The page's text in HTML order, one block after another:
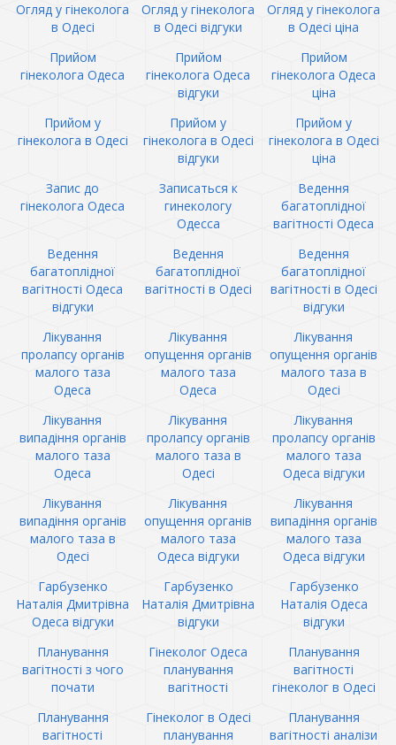
Огляд у гінеколога
в Одесі
Огляд у гінеколога
в Одесі відгуки
Огляд у гінеколога
в Одесі ціна
Прийом
гінеколога Одеса
Прийом
гінеколога Одеса
відгуки
Прийом
гінеколога Одеса
ціна
Прийом у
гінеколога в Одесі
Прийом у
гінеколога в Одесі
відгуки
Прийом у
гінеколога в Одесі
ціна
Запис до
гінеколога Одеса
Записаться к
гинекологу
Одесса
Ведення
багатоплідної
вагітності Одеса
Ведення
багатоплідної
вагітності Одеса
відгуки
Ведення
багатоплідної
вагітності в Одесі
Ведення
багатоплідної
вагітності в Одесі
відгуки
Лікування
пролапсу органів
малого таза
Одеса
Лікування
опущення органів
малого таза
Одеса
Лікування
опущення органів
малого таза в
Одесі
Лікування
випадіння органів
малого таза
Одеса
Лікування
пролапсу органів
малого таза в
Одесі
Лікування
пролапсу органів
малого таза
Одеса відгуки
Лікування
випадіння органів
малого таза в
Одесі
Лікування
опущення органів
малого таза
Одеса відгуки
Лікування
випадіння органів
малого таза
Одеса відгуки
Гарбузенко
Наталія Дмитрівна
Одеса відгуки
Гарбузенко
Наталія Дмитрівна
відгуки
Гарбузенко
Наталія Одеса
відгуки
Планування
вагітності з чого
почати
Гінеколог Одеса
планування
вагітності
Планування
вагітності
гінеколог в Одесі
Планування
вагітності
Гінеколог в Одесі
планування
Планування
вагітності аналізи